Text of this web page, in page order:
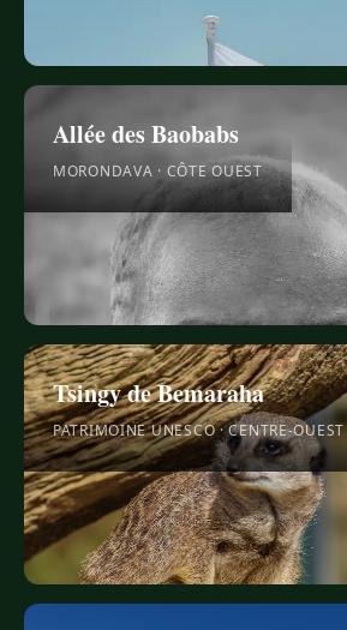
Allée des Baobabs
MORONDAVA · CÔTE OUEST
Tsingy de Bemaraha
PATRIMOINE UNESCO · CENTRE-OUEST